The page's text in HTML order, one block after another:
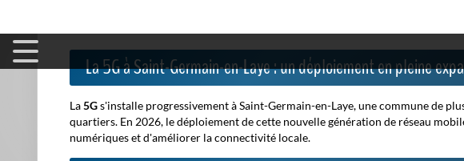
La 5G à Saint-Germain-en-Laye : un déploiement en pleine
La5Gs'installe progressivement à Saint-Germain-en-Laye, une commune de
quartiers. En 2026, le déploiement de cette nouvelle génération de réseau
numériques et d'améliorer la connectivité locale.